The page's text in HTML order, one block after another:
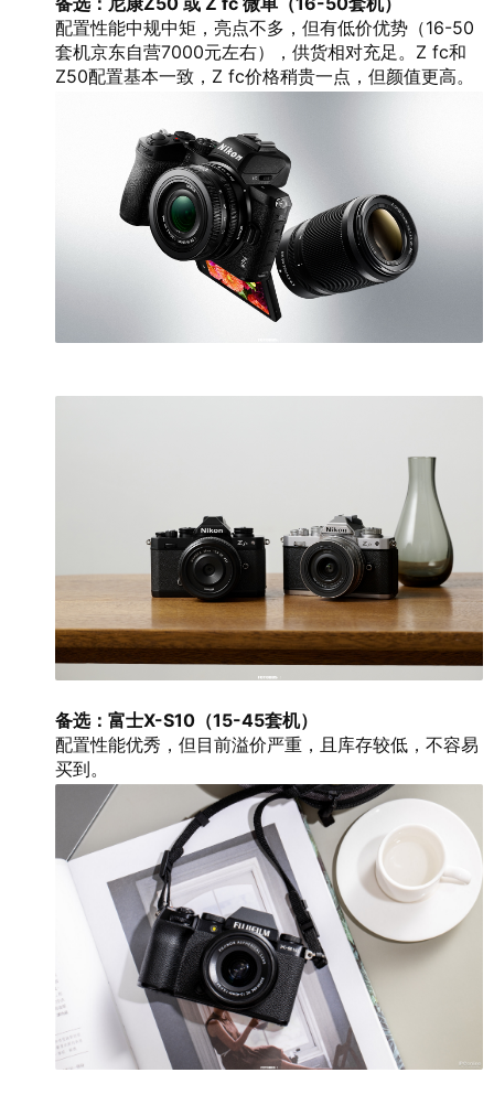
配置性能中规中矩，亮点不多，但有低价优势（16-50
套机京东自营7000元左右），供货相对充足。Z fc和
Z50配置基本一致，Z fc价格稍贵一点，但颜值更高。
备选：富士X-S10（15-45套机）
配置性能优秀，但目前溢价严重，且库存较低，不容易
买到。